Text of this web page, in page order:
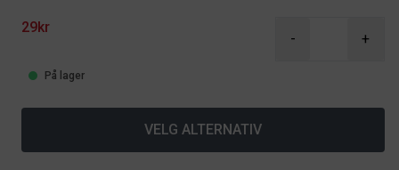
29kr
- +
På lager
VELG ALTERNATIV